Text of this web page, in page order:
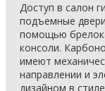
Доступ в салон
подъемные
помощью
консоли.
имеют
направлении и
дизайном в